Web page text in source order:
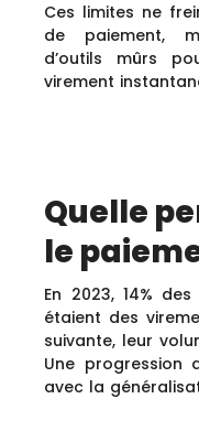
Ces limites ne
de paiement,
d’outils mûrs
virement
Quelle
le
En 2023, 14%
étaient des
suivante, leur
Une progression
avec la